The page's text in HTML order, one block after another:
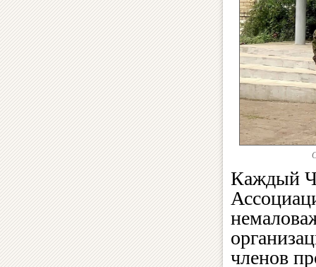
Каждый
членов